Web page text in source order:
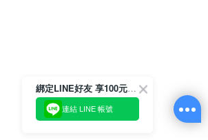
綁定LINE好友 享100元折價券
連結 LINE 帳號